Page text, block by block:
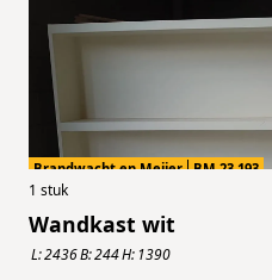
Brandwacht en Meijer BM.23.193
1 stuk
Wandkast wit
L:2436B:244H: 1390